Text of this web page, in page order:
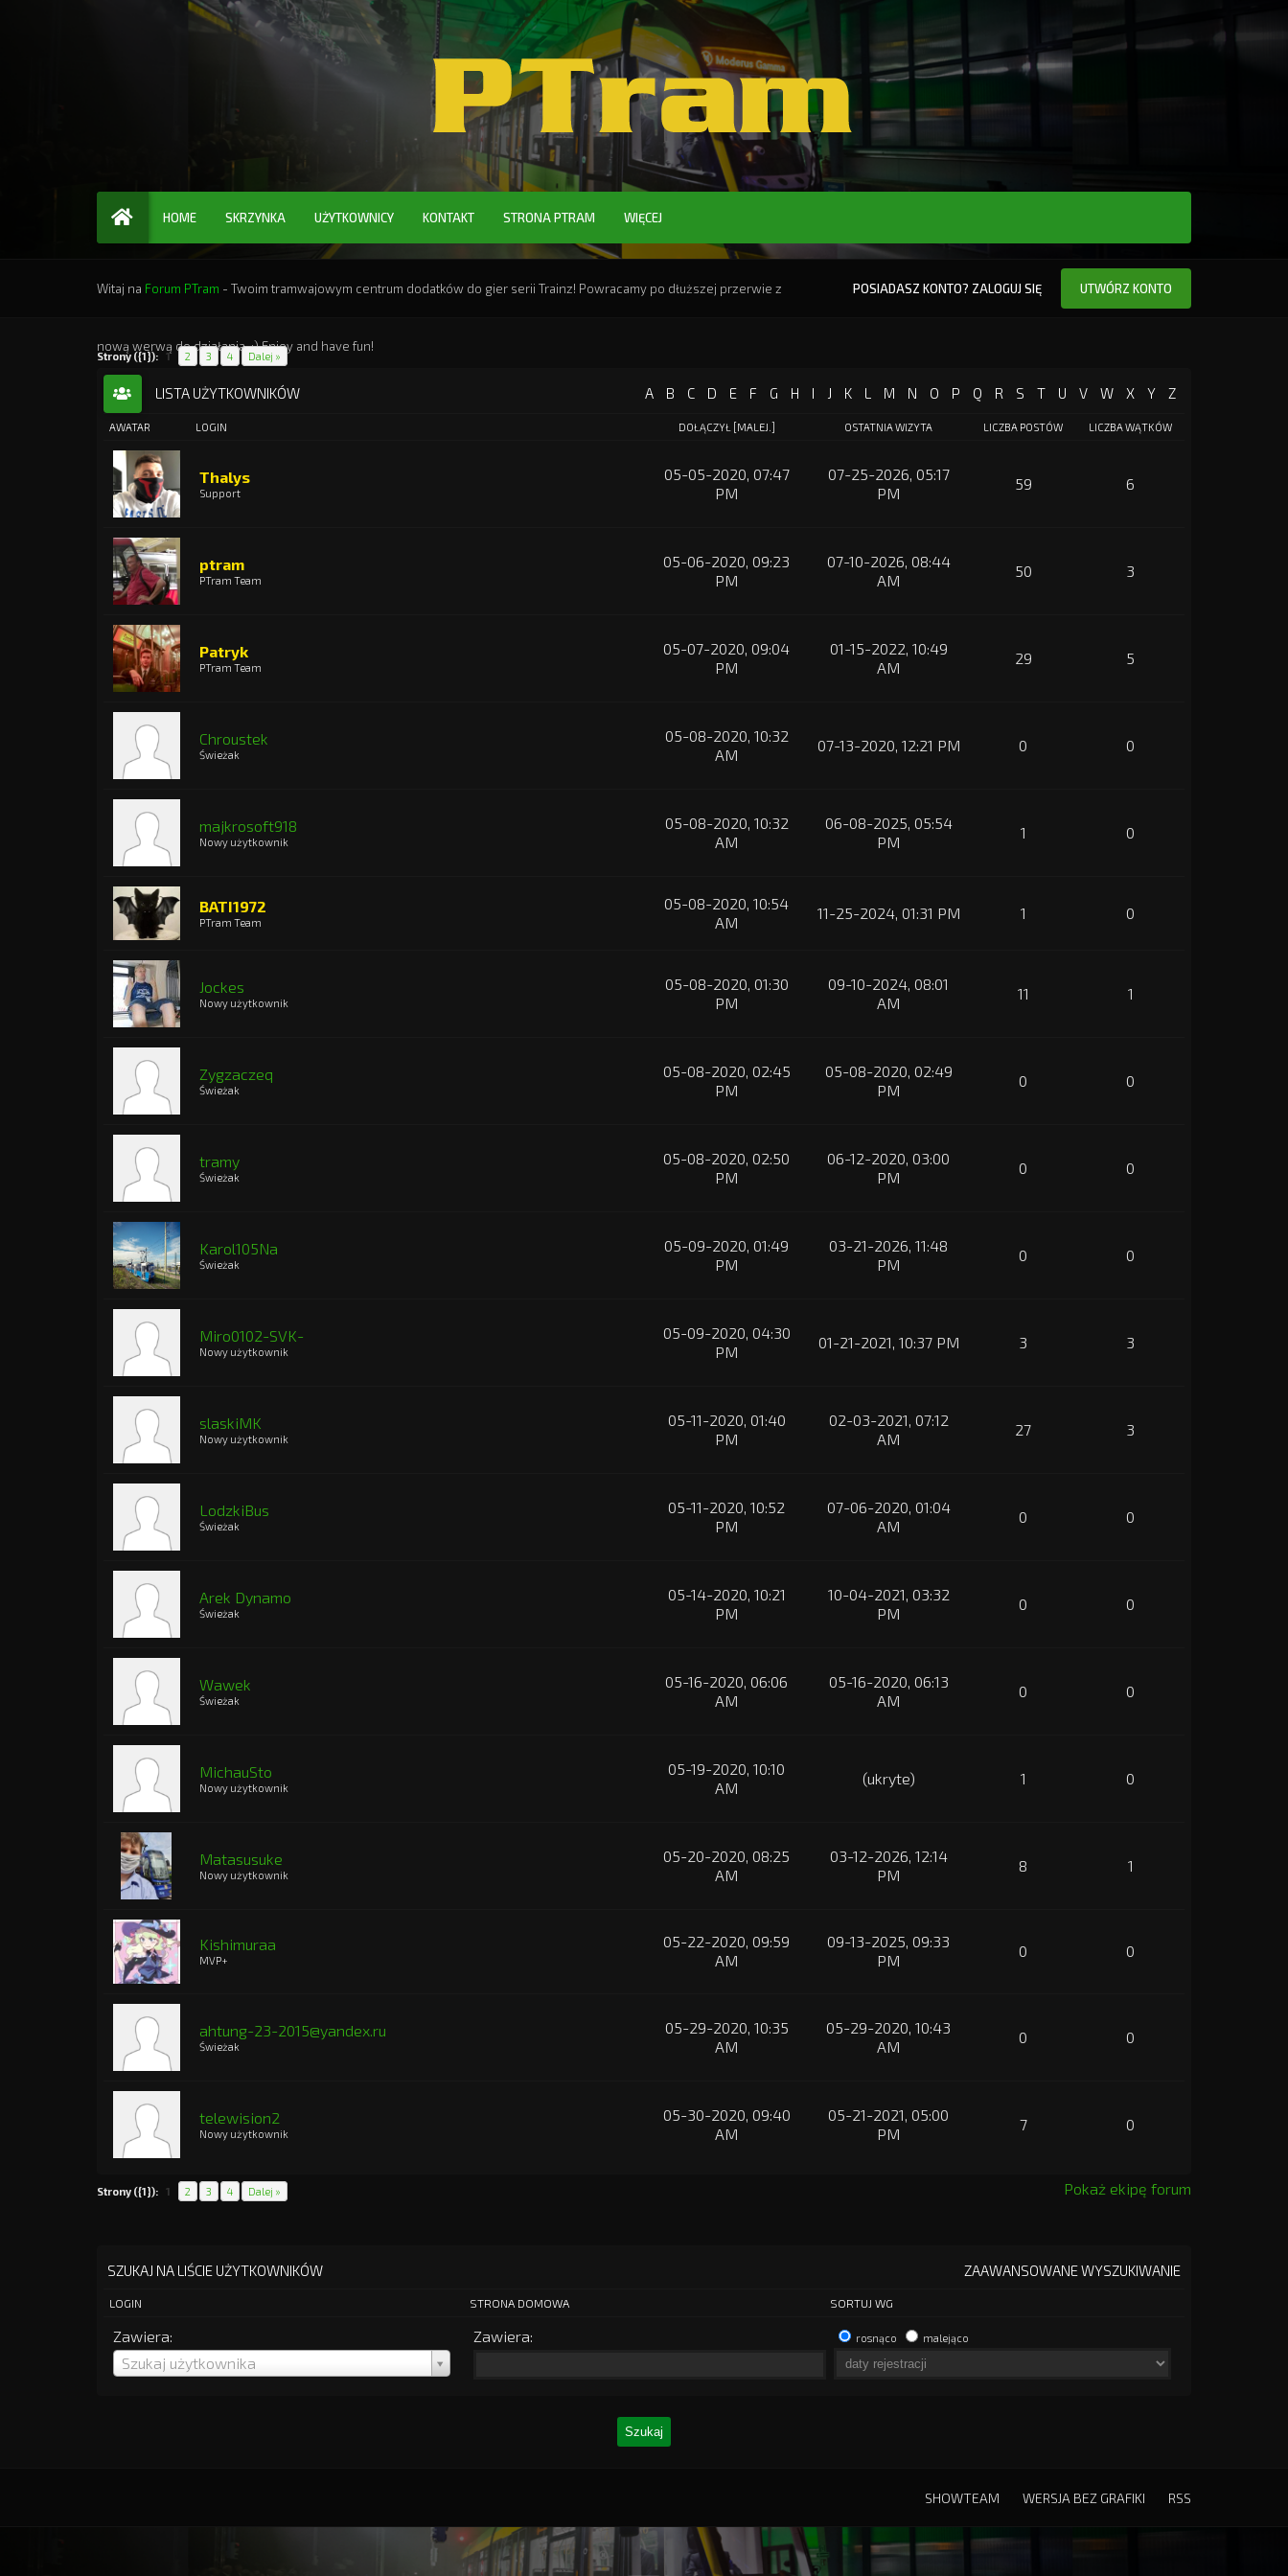
HOME SKRZYNKA UŻYTKOWNICY KONTAKT STRONA PTRAM WIĘCEJ
POSIADASZ KONTO? ZALOGUJ SIĘ UTWÓRZ KONTO
Witaj na Forum PTram - Twoim tramwajowym centrum dodatków do gier serii Trainz! Powracamy po dłuższej przerwie z
nową werwą do działania. :) Enjoy and have fun!
Strony ({1}): 1 2 3 4 Dalej »
A B C D E F G H I J K L M N O P Q R S T U V W X Y Z
LISTA UŻYTKOWNIKÓW
AWATAR LOGIN DOŁĄCZYŁ [MALEJ. ] OSTATNIA WIZYTA LICZBA POSTÓW LICZBA WĄTKÓW
Thalys
Support
05-05-2020, 07:47
PM
07-25-2026, 05:17
PM
59 6
ptram
PTram Team
05-06-2020, 09:23
PM
07-10-2026, 08:44
AM
50 3
Patryk
PTram Team
05-07-2020, 09:04
PM
01-15-2022, 10:49
AM
29 5
Chroustek
Świeżak
05-08-2020, 10:32
AM
07-13-2020, 12:21 PM 0 0
majkrosoft918
Nowy użytkownik
05-08-2020, 10:32
AM
06-08-2025, 05:54
PM
1 0
BATI1972
PTram Team
05-08-2020, 10:54
AM
11-25-2024, 01:31 PM 1 0
Jockes
Nowy użytkownik
05-08-2020, 01:30
PM
09-10-2024, 08:01
AM
11 1
Zygzaczeq
Świeżak
05-08-2020, 02:45
PM
05-08-2020, 02:49
PM
0 0
tramy
Świeżak
05-08-2020, 02:50
PM
06-12-2020, 03:00
PM
0 0
Karol105Na
Świeżak
05-09-2020, 01:49
PM
03-21-2026, 11:48
PM
0 0
Miro0102-SVK-
Nowy użytkownik
05-09-2020, 04:30
PM
01-21-2021, 10:37 PM 3 3
slaskiMK
Nowy użytkownik
05-11-2020, 01:40
PM
02-03-2021, 07:12
AM
27 3
LodzkiBus
Świeżak
05-11-2020, 10:52
PM
07-06-2020, 01:04
AM
0 0
Arek Dynamo
Świeżak
05-14-2020, 10:21
PM
10-04-2021, 03:32
PM
0 0
Wawek
Świeżak
05-16-2020, 06:06
AM
05-16-2020, 06:13
AM
0 0
MichauSto
Nowy użytkownik
05-19-2020, 10:10
AM
(ukryte) 1 0
Matasusuke
Nowy użytkownik
05-20-2020, 08:25
AM
03-12-2026, 12:14
PM
8 1
Kishimuraa
MVP+
05-22-2020, 09:59
AM
09-13-2025, 09:33
PM
0 0
ahtung-23-2015@yandex.ru
Świeżak
05-29-2020, 10:35
AM
05-29-2020, 10:43
AM
0 0
telewision2
Nowy użytkownik
05-30-2020, 09:40
AM
05-21-2021, 05:00
PM
7 0
Pokaż ekipę forum
Strony ({1}): 1 2 3 4 Dalej »
ZAAWANSOWANE WYSZUKIWANIE
SZUKAJ NA LIŚCIE UŻYTKOWNIKÓW
LOGIN STRONA DOMOWA SORTUJ WG
Zawiera:
Szukaj użytkownika
Login
Zawiera: rosnąco malejąco
SHOWTEAM WERSJA BEZ GRAFIKI RSS